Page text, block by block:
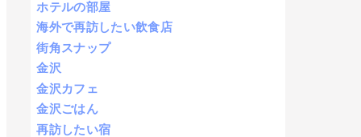
ホテルの部屋
海外で再訪したい飲食店
街角スナップ
金沢
金沢カフェ
金沢ごはん
再訪したい宿